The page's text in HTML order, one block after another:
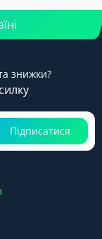
знижки?
Підписатися